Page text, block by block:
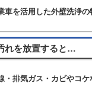
車を活用した外壁洗浄
れを放置すると…
・排気ガス・カビやコ